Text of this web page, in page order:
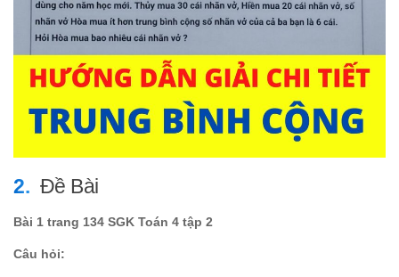
Đề Bài
Bài 1 trang 134 SGK Toán 4 tập 2
Câu hỏi: